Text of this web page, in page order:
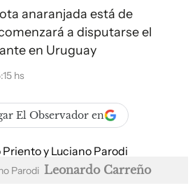
anaranjada está de
a disputarse el
en Uruguay
hs
El Observador en
Parodi Leonardo Carreño